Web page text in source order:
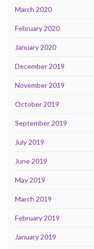
March 2020
February 2020
January 2020
December 2019
November 2019
October 2019
September 2019
July 2019
June 2019
May 2019
March 2019
February 2019
January 2019